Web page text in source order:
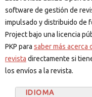
software de gestión de
impulsado y distribuido de
Project bajo una licencia
PKP para saber más acerca
revista directamente si
los envíos a la revista.
IDIOMA